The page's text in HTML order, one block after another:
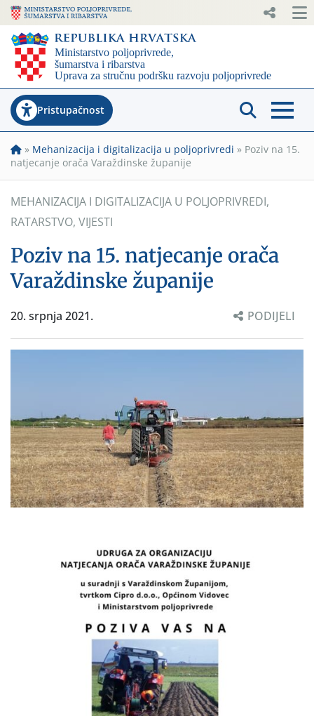
Pristupačnost
» Mehanizacija i digitalizacija u poljoprivredi » Poziv na 15.
natjecanje orača Varaždinske županije
MEHANIZACIJA I DIGITALIZACIJA U POLJOPRIVREDI,
RATARSTVO, VIJESTI
Poziv na 15. natjecanje orača
Varaždinske županije
20. srpnja 2021. PODIJELI